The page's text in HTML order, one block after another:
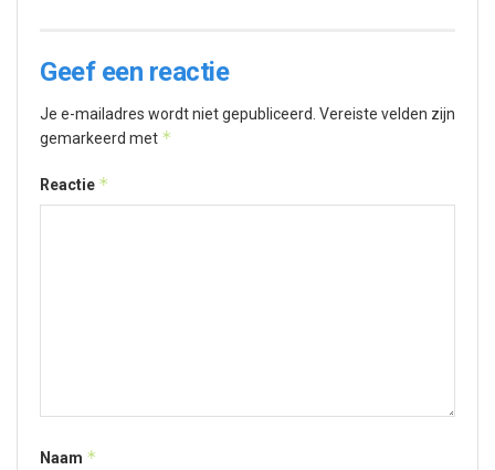
Geef een reactie
Je e-mailadres wordt niet gepubliceerd. Vereiste velden zijn
gemarkeerd met *
Reactie *
Naam *